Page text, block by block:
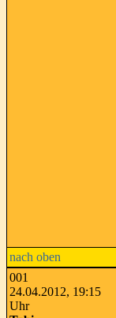
nach oben
001
24.04.2012, 19:15
Uhr